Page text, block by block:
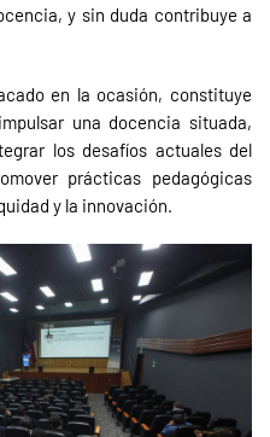
y sin duda contribuye a
en la ocasión, constituye
una docencia situada,
los desafíos actuales del
prácticas pedagógicas
y la innovación.